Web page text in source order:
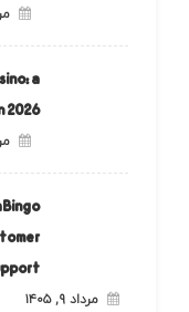
a
مرداد ۹, ۱۴۰۵